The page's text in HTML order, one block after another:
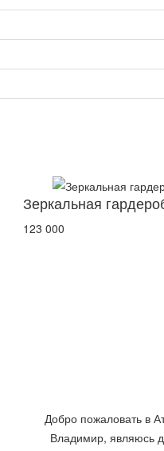
Зеркальная
123 000
Добро пожаловать в
Владимир, являюсь